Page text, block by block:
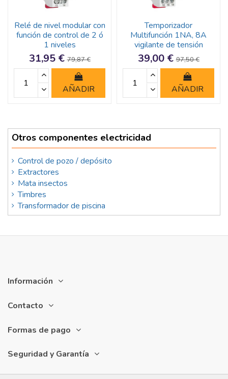
Relé de nivel modular con
función de control de 2 ó
1 niveles
31,95 €79,87 €
AÑADIR
Temporizador
Multifunción 1NA, 8A
vigilante de tensión
39,00 €97,50 €
AÑADIR
Otros componentes electricidad
Control de pozo / depósito
Extractores
Mata insectos
Timbres
Transformador de piscina
Información
Contacto
Formas de pago
Seguridad y Garantía